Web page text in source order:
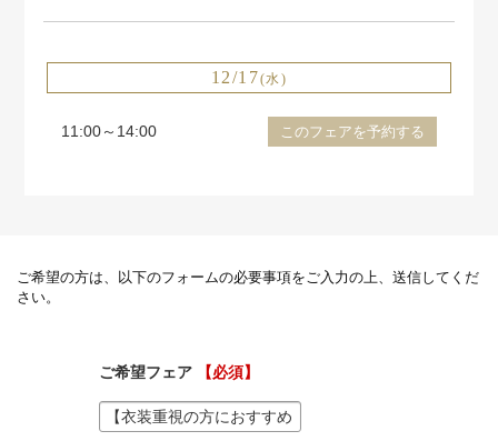
12/17(水)
11:00～14:00 このフェアを予約する